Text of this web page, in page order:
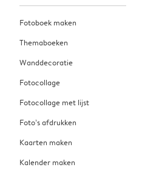
Fotoboek maken
Themaboeken
Wanddecoratie
Fotocollage
Fotocollage met lijst
Foto’s afdrukken
Kaarten maken
Kalender maken